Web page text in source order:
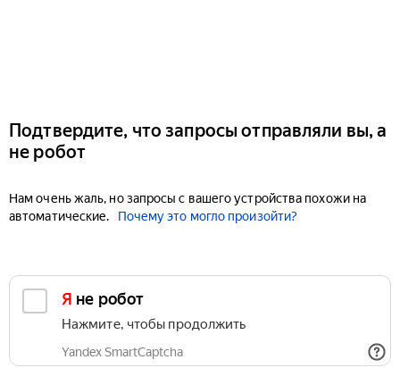
Подтвердите, что запросы отправляли вы, а
не робот
Нам очень жаль, но запросы с вашего устройства похожи на
автоматические.
Почему это могло произойти?
Я не робот
Нажмите, чтобы продолжить
Yandex SmartCaptcha